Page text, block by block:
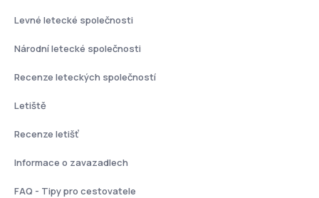
Levné letecké společnosti
Národní letecké společnosti
Recenze leteckých společností
Letiště
Recenze letišť
Informace o zavazadlech
FAQ - Tipy pro cestovatele